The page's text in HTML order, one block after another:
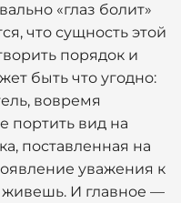
«глаз болит»
что сущность этой
порядок и
быть что угодно:
вовремя
портить вид на
поставленная на
уважения к
живешь. И главное —